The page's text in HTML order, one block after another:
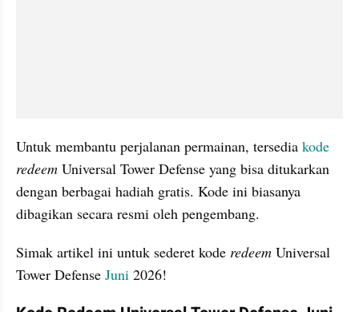
Untuk membantu perjalanan permainan, tersedia kode
redeem Universal Tower Defense yang bisa ditukarkan
dengan berbagai hadiah gratis. Kode ini biasanya
dibagikan secara resmi oleh pengembang.
Simak artikel ini untuk sederet kode redeem Universal
Tower Defense Juni 2026!